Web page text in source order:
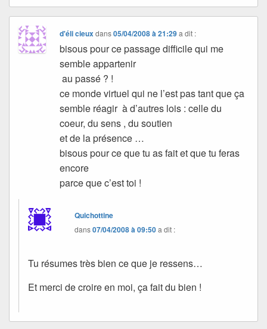
d'éli cieuxdans05/04/2008 à 21:29 a dit :
bisous pour ce passage difficile qui me
semble appartenir
au passé ? !
ce monde virtuel qui ne l’est pas tant que ça
semble réagir à d’autres lois : celle du
coeur, du sens , du soutien
et de la présence …
bisous pour ce que tu as fait et que tu feras
encore
parce que c’est toi !
Quichottine
dans07/04/2008 à 09:50a dit :
Tu résumes très bien ce que je ressens…
Et merci de croire en moi, ça fait du bien !